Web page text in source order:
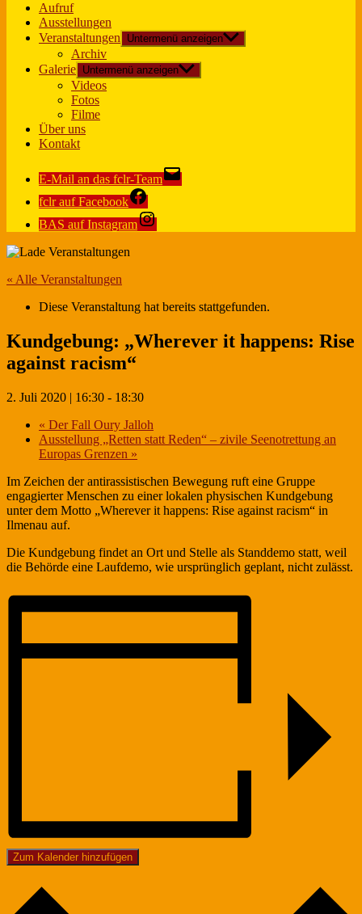
Aufruf
Ausstellungen
Veranstaltungen
Untermenü anzeigen
Archiv
Galerie Untermenü anzeigen
Videos
Fotos
Filme
Über uns
Kontakt
E-Mail an das fclr-Team
fclr auf Facebook
BAS auf Instagram
« Alle Veranstaltungen
Diese Veranstaltung hat bereits stattgefunden.
Kundgebung: „Wherever it happens: Rise
against racism“
2. Juli 2020 | 16:30 - 18:30
« Der Fall Oury Jalloh
Ausstellung „Retten statt Reden“ – zivile Seenotrettung an
Europas Grenzen »
Im Zeichen der antirassistischen Bewegung ruft eine Gruppe
engagierter Menschen zu einer lokalen physischen Kundgebung
unter dem Motto „Wherever it happens: Rise against racism“ in
Ilmenau auf.
Die Kundgebung findet an Ort und Stelle als Standdemo statt, weil
die Behörde eine Laufdemo, wie ursprünglich geplant, nicht zulässt.
Zum Kalender hinzufügen